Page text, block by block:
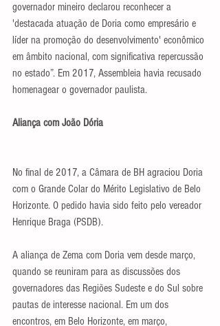
governador mineiro declarou reconhecer a
'destacada atuação de Doria como empresário e
líder na promoção do desenvolvimento' econômico
em âmbito nacional, com significativa repercussão
no estado”. Em 2017, Assembleia havia recusado
homenagear o governador paulista.
Aliança com João Dória
No final de 2017, a Câmara de BH agraciou Doria
com o Grande Colar do Mérito Legislativo de Belo
Horizonte. O pedido havia sido feito pelo vereador
Henrique Braga (PSDB).
A aliança de Zema com Doria vem desde março,
quando se reuniram para as discussões dos
governadores das Regiões Sudeste e do Sul sobre
pautas de interesse nacional. Em um dos
encontros, em Belo Horizonte, em março,